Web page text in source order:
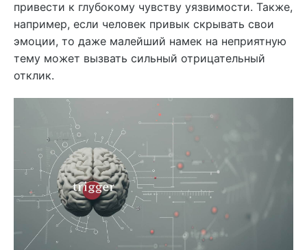
привести к глубокому чувству уязвимости. Также,
например, если человек привык скрывать свои
эмоции, то даже малейший намек на неприятную
тему может вызвать сильный отрицательный
отклик.